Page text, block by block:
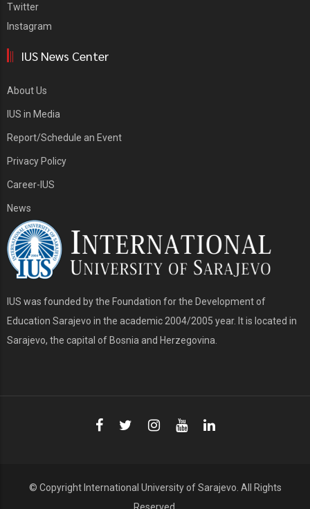
Twitter
Instagram
IUS News Center
About Us
IUS in Media
Report/Schedule an Event
Privacy Policy
Career-IUS
News
IUS was founded by the Foundation for the Development of
Education Sarajevo in the academic 2004/2005 year. It is located in
Sarajevo, the capital of Bosnia and Herzegovina.
© CopyrightInternational University of Sarajevo . All Rights
Reserved.